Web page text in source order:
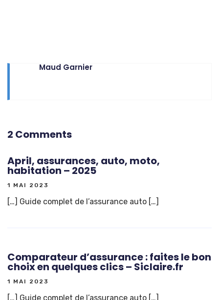
Maud Garnier
2 Comments
April, assurances, auto, moto,
habitation – 2025
1 MAI 2023
[…] Guide complet de l’assurance auto […]
Comparateur d’assurance : faites le bon
choix en quelques clics – Siclaire.fr
1 MAI 2023
[…] Guide complet de l’assurance auto […]